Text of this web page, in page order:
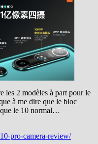
les 2 modèles à part pour le
à me dire que le bloc
le 10 normal…
pro-camera-review/